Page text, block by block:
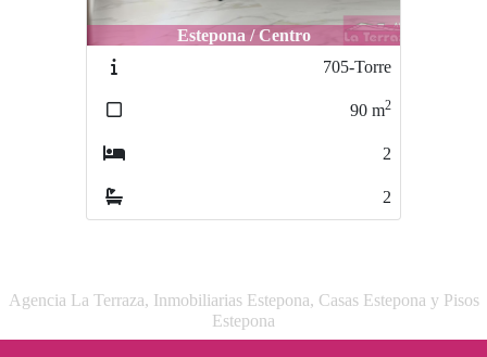
Estepona / Centro
705-Torre
90 m2
2
2
Agencia La Terraza, Inmobiliarias Estepona, Casas Estepona y Pisos
Estepona